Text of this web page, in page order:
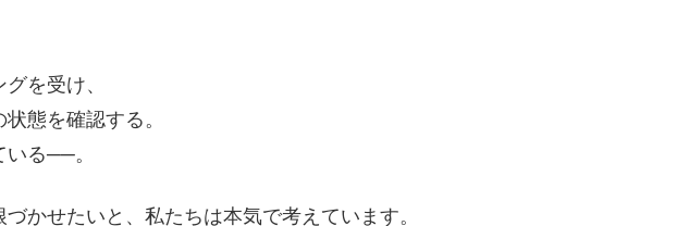
を受け、
態を確認する。
る──。
かせたいと、私たちは本気で考えています。